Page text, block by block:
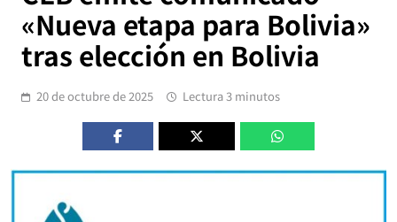
«Nueva etapa para Bolivia»
tras elección en Bolivia
20 de octubre de 2025 Lectura 3 minutos